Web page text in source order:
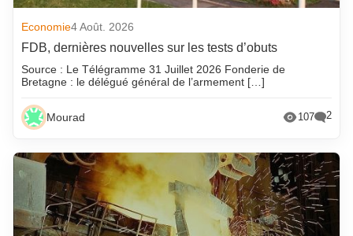
Economie4 Août. 2026
FDB, dernières nouvelles sur les tests d’obuts
Source : Le Télégramme 31 Juillet 2026 Fonderie de
Bretagne : le délégué général de l’armement […]
Mourad 107 2